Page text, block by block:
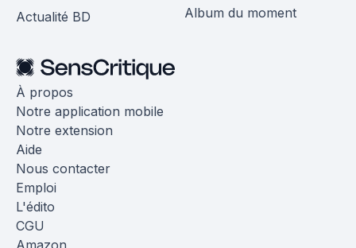
Actualité BD
Album du moment
À propos
Notre application mobile
Notre extension
Aide
Nous contacter
Emploi
L'édito
CGU
Amazon